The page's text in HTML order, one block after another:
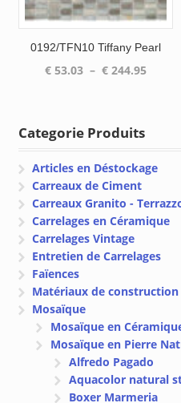
0192/TFN10 Tiffany Pearl
€53.03 – €244.95Plage
Categorie Produits
Articles en Déstockage
Carreaux de Ciment
Carreaux Granito -
Carrelages en Céramique
Carrelages Vintage
Entretien de Carrelages
Faïences
Matériaux de
Mosaïque
Mosaïque en
Mosaïque en Pierre
Alfredo Pagado
Aquacolor natural
Boxer Marmeria